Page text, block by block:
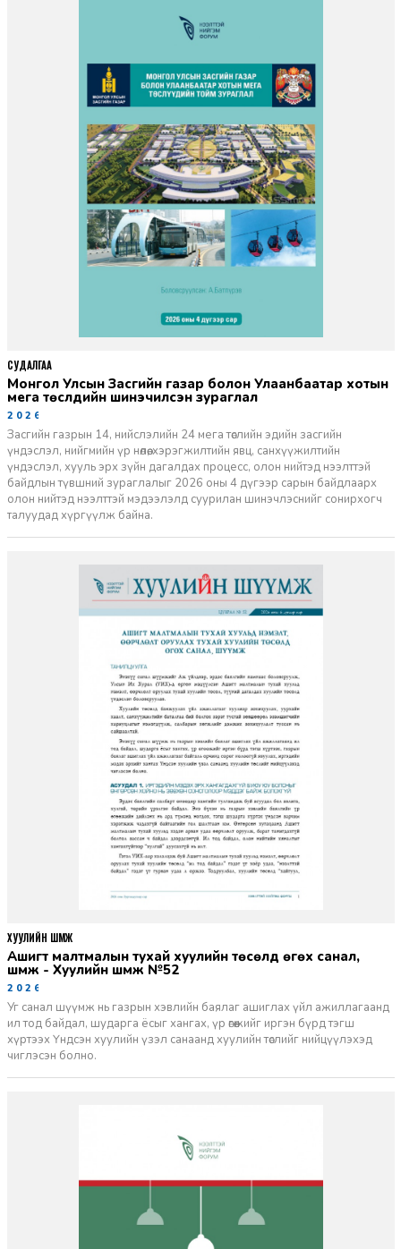
Монгол Улсын Засгийн газар болон Улаанбаатар хотын
мега төслүүдийн шинэчилсэн зураглал
2026-06-29
Засгийн газрын 14, нийслэлийн 24 мега төслийн эдийн засгийн
үндэслэл, нийгмийн үр нөлөө, хэрэгжилтийн явц, санхүүжилтийн
үндэслэл, хууль эрх зүйн дагалдах процесс, олон нийтэд нээлттэй
байдлын түвшний зураглалыг 2026 оны 4 дүгээр сарын байдлаарх
олон нийтэд нээлттэй мэдээлэлд суурилан шинэчлэснийг сонирхогч
талуудад хүргүүлж байна.
СУДАЛГАА
Ашигт малтмалын тухай хуулийн төсөлд өгөх санал,
шүүмж - Хуулийн шүүмж №52
2026-06-29
Уг санал шүүмж нь газрын хэвлийн баялаг ашиглах үйл ажиллагаанд
ил тод байдал, шударга ёсыг хангах, үр өгөөжийг иргэн бүрд тэгш
хүртээх Үндсэн хуулийн үзэл санаанд хуулийн төслийг нийцүүлэхэд
чиглэсэн болно.
ХУУЛИЙН ШҮҮМЖ